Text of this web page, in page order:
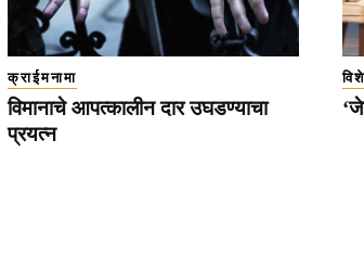
क्राईमनामा
विमानाचे आपत्कालीन दार उघडण्याचा
प्रयत्न